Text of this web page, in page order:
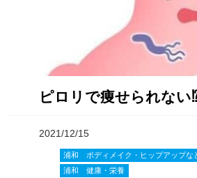
ピロリで痩せられない
2021/12/15
浦和 ボディメイク・ヒップアップな
浦和 健康・栄養